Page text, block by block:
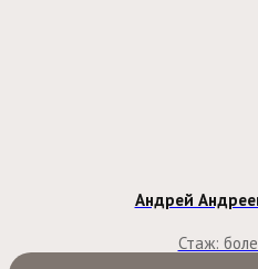
Андрей
Стаж: